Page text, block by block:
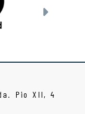
Pio XII, 4